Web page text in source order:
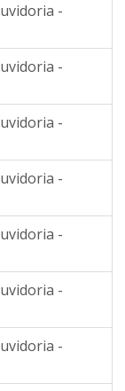
-
-
-
-
-
-
-